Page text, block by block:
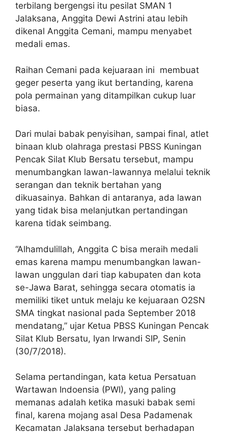
terbilang bergengsi itu pesilat SMAN 1
Jalaksana, Anggita Dewi Astrini atau lebih
dikenal Anggita Cemani, mampu menyabet
medali emas.
Raihan Cemani pada kejuaraan ini membuat
geger peserta yang ikut bertanding, karena
pola permainan yang ditampilkan cukup luar
biasa.
Dari mulai babak penyisihan, sampai final, atlet
binaan klub olahraga prestasi PBSS Kuningan
Pencak Silat Klub Bersatu tersebut, mampu
menumbangkan lawan-lawannya melalui teknik
serangan dan teknik bertahan yang
dikuasainya. Bahkan di antaranya, ada lawan
yang tidak bisa melanjutkan pertandingan
karena tidak seimbang.
“Alhamdulillah, Anggita C bisa meraih medali
emas karena mampu menumbangkan lawan-
lawan unggulan dari tiap kabupaten dan kota
se-Jawa Barat, sehingga secara otomatis ia
memiliki tiket untuk melaju ke kejuaraan O2SN
SMA tingkat nasional pada September 2018
mendatang,” ujar Ketua PBSS Kuningan Pencak
Silat Klub Bersatu, Iyan Irwandi SIP, Senin
(30/7/2018).
Selama pertandingan, kata ketua Persatuan
Wartawan Indoensia (PWI), yang paling
memanas adalah ketika masuki babak semi
final, karena mojang asal Desa Padamenak
Kecamatan Jalaksana tersebut berhadapan